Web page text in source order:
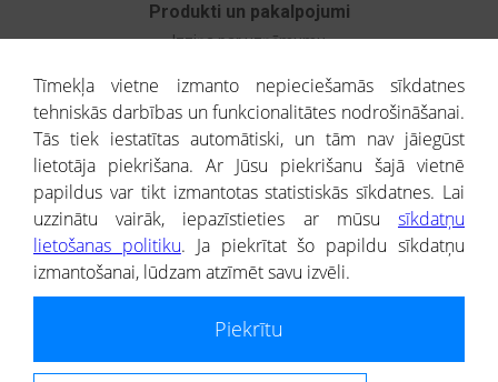
Produkti un pakalpojumi
Izziņa par uzņēmumu
Dzimtas koks
Uzņēmumu atlase
Monitorings
Kredītizziņa par ārvalstu uzņēmumiem
® CREDITREFORM Latvija
SIA
Portāla ietvaros saņemtajai informācijai ir uzziņas raksturs, un tai nav
Tīmekļa vietne izmanto nepieciešamās sīkdatnes
tehniskās darbības un funkcionalitātes nodrošināšanai.
Tās tiek iestatītas automātiski, un tām nav jāiegūst
lietotāja piekrišana. Ar Jūsu piekrišanu šajā vietnē
papildus var tikt izmantotas statistiskās sīkdatnes. Lai
uzzinātu vairāk, iepazīstieties ar mūsu sīkdatņu
lietošanas politiku. Ja piekrītat šo papildu sīkdatņu
izmantošanai, lūdzam atzīmēt savu izvēli.
Piekrītu